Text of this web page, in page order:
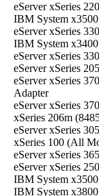
eServer xSeries
IBM System
eServer xSeries
IBM System
eServer xSeries
eServer xSeries
eServer xSeries
Adapter
eServer xSeries
xSeries 206m
eServer xSeries
xSeries 100 (All
eServer xSeries
eServer xSeries
IBM System
IBM System